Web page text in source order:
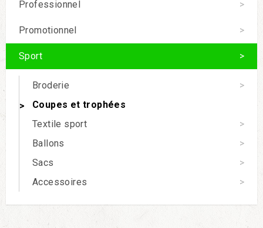
Professionnel
Promotionnel
Sport
Broderie
Coupes et trophées
Textile sport
Ballons
Sacs
Accessoires